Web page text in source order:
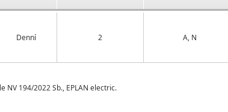
Denní 2 A, N
NV 194/2022 Sb., EPLAN electric.